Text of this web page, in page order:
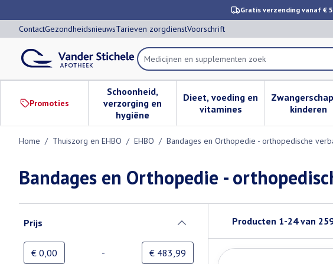
Gratis verzending vanaf €
ContactGezondheidsnieuwsTarieven zorgdienstVoorschrift
Product, merk, categorie...
Promoties
Schoonheid,
verzorging en
hygiëne
Toon submenu voor Schoonheid, verzorging
Dieet, voeding en
vitaminesToon submenu voorkinderen
Toon
Home / Thuiszorg en EHBO / EHBO / Bandages en Orthopedie - orthopedische
Bandages en Orthopedie -
Prijs
Minimumwaarde
€ 0,00 - Maximale waarde
€ 483,99
Producten 1-24van